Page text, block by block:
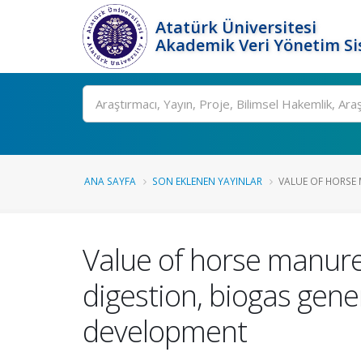
Atatürk Üniversitesi
Akademik Veri Yönetim
Ara
ANA SAYFA SON EKLENEN YAYINLAR VALUE OF HORSE
Value of horse
digestion, biogas
development